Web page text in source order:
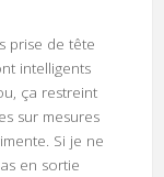
prise de tête
intelligents
ça restreint
sur mesures
Si je ne
en sortie